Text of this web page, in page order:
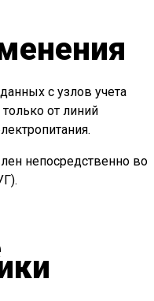
с узлов учета
от линий
непосредственно во